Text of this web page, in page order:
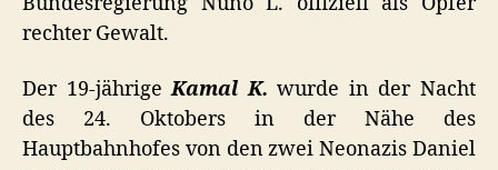
rechter Gewalt.
Der 19-jährigeKamal K. wurde in der Nacht
des 24. Oktobers in der Nähe des
Hauptbahnhofes von den zwei Neonazis Daniel